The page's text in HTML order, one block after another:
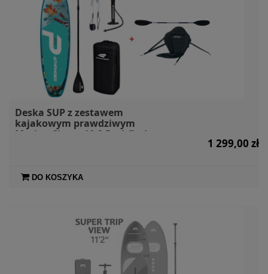
Deska SUP z zestawem
kajakowym prawdziwym
Marine Clown 10.2 Pathfinder +
1 299,00 zł
DO KOSZYKA